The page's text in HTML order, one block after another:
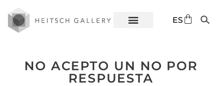
ES
EN
NO ACEPTO UN NO POR
RESPUESTA